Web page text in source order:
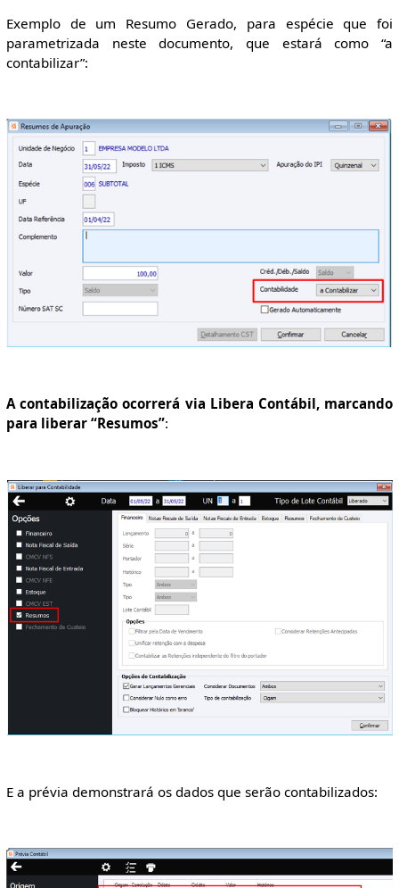
Exemplo de um Resumo Gerado, para espécie que foi
parametrizada neste documento, que estará como “a
contabilizar”:
A contabilização ocorrerá via Libera Contábil, marcando
para liberar “Resumos”:
E a prévia demonstrará os dados que serão contabilizados: